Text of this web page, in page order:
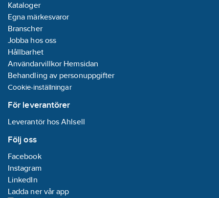
Kataloger
Egna märkesvaror
Branscher
Jobba hos oss
Hållbarhet
Användarvillkor Hemsidan
Behandling av personuppgifter
Cookie-inställningar
För leverantörer
Leverantör hos Ahlsell
Följ oss
Facebook
Instagram
LinkedIn
Ladda ner vår app